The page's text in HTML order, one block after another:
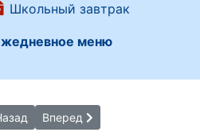
Школьный завтрак
меню
Вперед